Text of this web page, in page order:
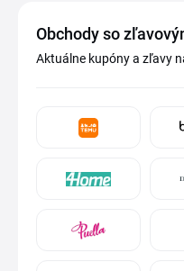
Obchody so
Aktuálne kupóny a zľavy